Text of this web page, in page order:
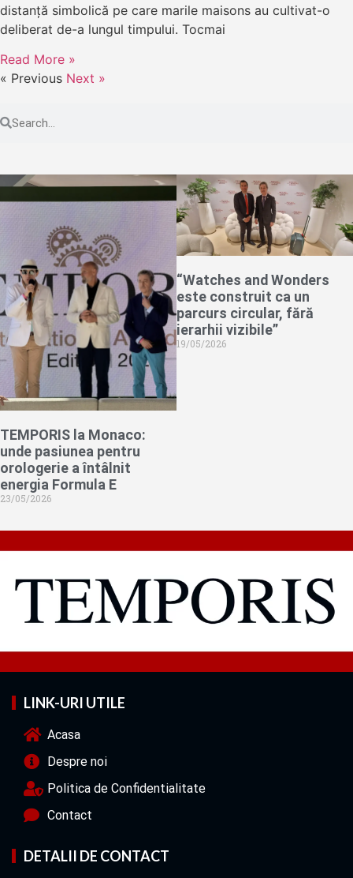
distanță simbolică pe care marile maisons au cultivat-o
deliberat de-a lungul timpului. Tocmai
Read More »
« Previous Next »
TEMPORIS la Monaco:
unde pasiunea pentru
orologerie a întâlnit
energia Formula E
23/05/2026
“Watches and Wonders
este construit ca un
parcurs circular, fără
ierarhii vizibile”
19/05/2026
LINK-URI UTILE
Acasa
Despre noi
Politica de Confidentialitate
Contact
DETALII DE CONTACT